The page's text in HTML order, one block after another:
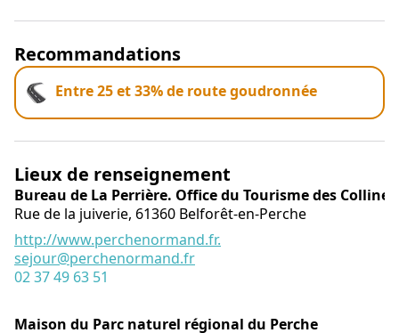
Recommandations
Entre 25 et 33% de route goudronnée
Lieux de renseignement
Bureau de La Perrière. Office du Tourisme des
Rue de la juiverie, 61360 Belforêt-en-Perche
http://www.perchenormand.fr.
sejour@perchenormand.fr
02 37 49 63 51
Maison du Parc naturel régional du Perche